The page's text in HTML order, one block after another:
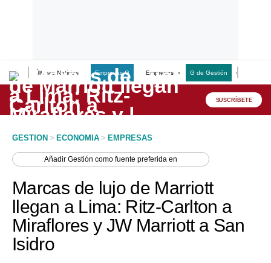
Últimas Noticias Empresas G Empresas G de Gestión
Lo último
Peru Quiosco
Economía
Mercados
Perú
SUSCRÍBETE
GESTION > ECONOMIA > EMPRESAS
AñadirGestión como fuente preferida en
Marcas de lujo de Marriott
llegan a Lima: Ritz-Carlton a
Miraflores y JW Marriott a San
Isidro